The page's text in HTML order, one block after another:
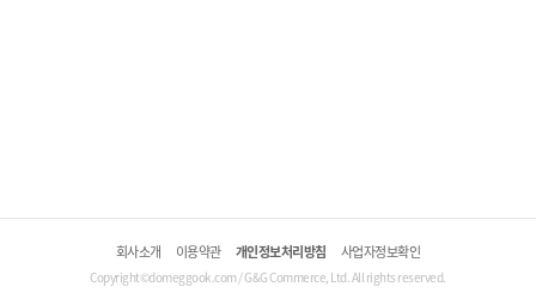
회사소개 이용약관 개인정보처리방침 사업자정보확인
Copyright©domeggook.com / G&G Commerce, Ltd. All rights reserved.